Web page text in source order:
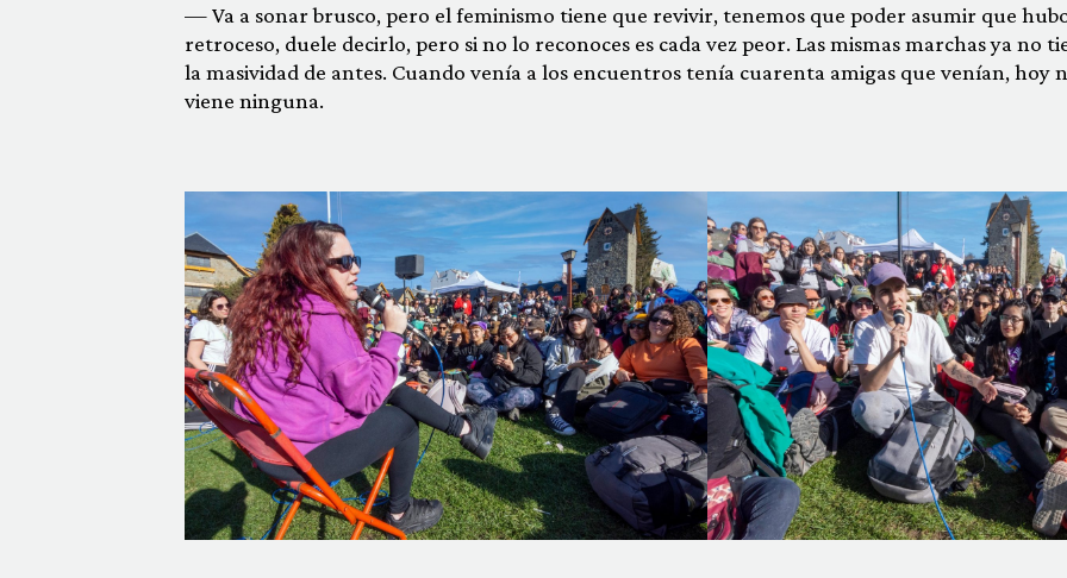
— Va a sonar brusco, pero el feminismo tiene que revivir, tenemos que poder asumir que
retroceso, duele decirlo, pero si no lo reconoces es cada vez peor. Las mismas marchas ya no
la masividad de antes. Cuando venía a los encuentros tenía cuarenta amigas que venían, hoy
viene ninguna.